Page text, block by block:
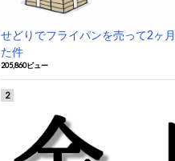
せどりでフライパンを売って2ヶ
た件
205,860ビュー